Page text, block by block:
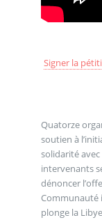
Signer la
Quatorze
soutien à
solidarité
intervenants
dénoncer
Communauté
plonge la